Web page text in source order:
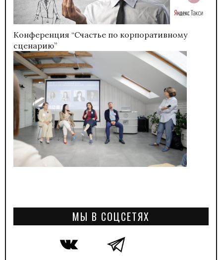
Конференция “Счастье по корпоративному
сценарию”
МЫ В СОЦСЕТЯХ